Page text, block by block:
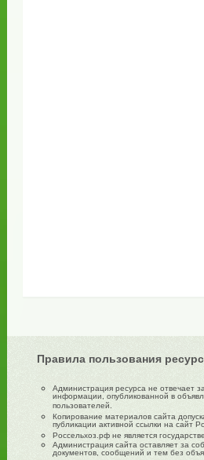
Правила пользования
Администрация ресурса не отвечает
информации, опубликованной в
пользователей.
Копирование материалов сайта
публикации активной ссылки на сайт
Россельхоз.рф не является
Администрация сайта оставляет за
документов, сообщений и тем без